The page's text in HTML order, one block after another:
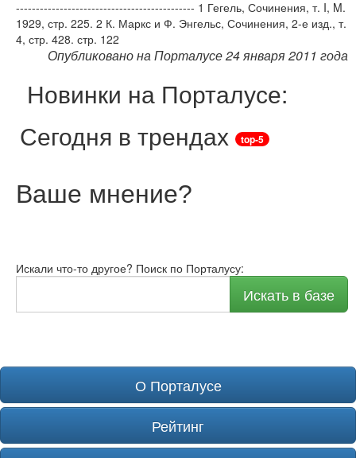
Опубликовано на Порталусе 24 января 2011 года
Новинки на Порталусе:
Сегодня в трендах
top-5
Ваше мнение?
Искали что-то другое? Поиск по Порталусу:
Искать в базе
О Порталусе
Рейтинг